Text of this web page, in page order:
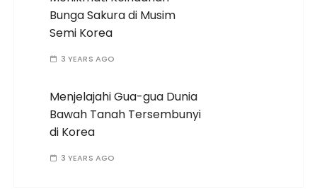
Bunga Sakura di Musim
Semi Korea
3 YEARS AGO
Menjelajahi Gua-gua Dunia
Bawah Tanah Tersembunyi
di Korea
3 YEARS AGO